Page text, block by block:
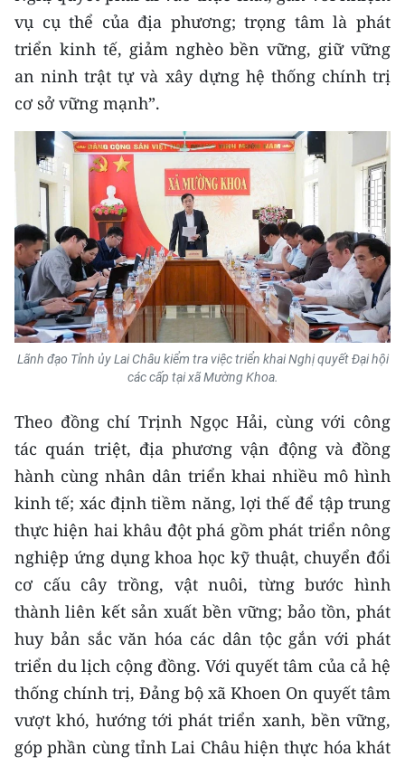
TIN ĐỊA PHƯƠNG
Trung du và miền núi phía Bắc
Đồng bằng sông Hồng
Bắc Trung Bộ
Duyên hải Nam Trung Bộ và Tây
Nguyên
Đông Nam Bộ
Đồng bằng sông Cửu Long
Chuyên trang Hà Nội
Chuyên trang TP. Hồ Chí Minh
CÁC CHUYÊN TRANG
VỀ BÁO NHÂN DÂN
THỜI NAY
NHÂN DÂN CUỐI TUẦN
NHÂN DÂN HẰNG THÁNG
MUA BÁO
ĐỌC BÁO IN
vụ cụ thể của địa phương; trọng tâm là phát
triển kinh tế, giảm nghèo bền vững, giữ vững
an ninh trật tự và xây dựng hệ thống chính trị
cơ sở vững mạnh”.
Lãnh đạo Tỉnh ủy Lai Châu kiểm tra việc triển khai Nghị quyết Đại hội
các cấp tại xã Mường Khoa.
Theo đồng chí Trịnh Ngọc Hải, cùng với công
tác quán triệt, địa phương vận động và đồng
hành cùng nhân dân triển khai nhiều mô hình
kinh tế; xác định tiềm năng, lợi thế để tập trung
thực hiện hai khâu đột phá gồm phát triển nông
nghiệp ứng dụng khoa học kỹ thuật, chuyển đổi
cơ cấu cây trồng, vật nuôi, từng bước hình
thành liên kết sản xuất bền vững; bảo tồn, phát
huy bản sắc văn hóa các dân tộc gắn với phát
triển du lịch cộng đồng. Với quyết tâm của cả hệ
thống chính trị, Đảng bộ xã Khoen On quyết tâm
vượt khó, hướng tới phát triển xanh, bền vững,
góp phần cùng tỉnh Lai Châu hiện thực hóa khát